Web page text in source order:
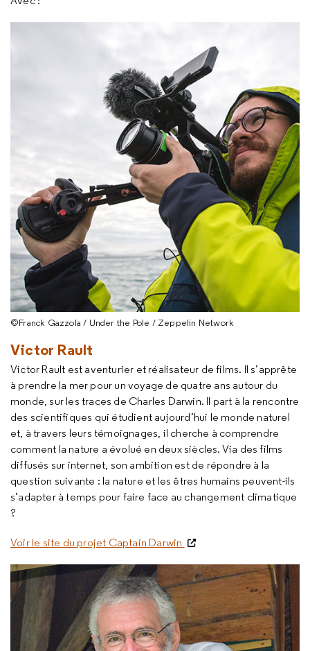
©Franck Gazzola / Under the Pole / Zeppelin Network
Victor Rault
Victor Rault est aventurier et réalisateur de films. Il s’apprête
à prendre la mer pour un voyage de quatre ans autour du
monde, sur les traces de Charles Darwin. Il part à la rencontre
des scientifiques qui étudient aujourd’hui le monde naturel
et, à travers leurs témoignages, il cherche à comprendre
comment la nature a évolué en deux siècles. Via des films
diffusés sur internet, son ambition est de répondre à la
question suivante : la nature et les êtres humains peuvent-ils
s’adapter à temps pour faire face au changement climatique
?
Voir le site du projet Captain Darwin